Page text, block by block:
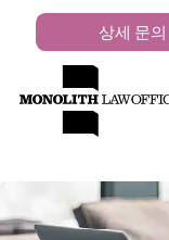
상세 문의